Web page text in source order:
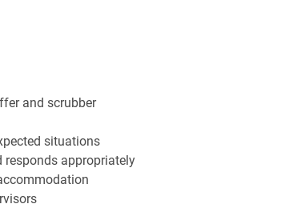
and scrubber
situations
appropriately